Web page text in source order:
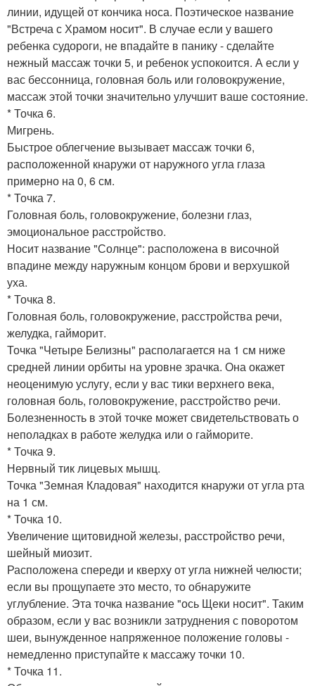
линии, идущей от кончика носа. Поэтическое название
"Встреча с Храмом носит". В случае если у вашего
ребенка судороги, не впадайте в панику - сделайте
нежный массаж точки 5, и ребенок успокоится. А если у
вас бессонница, головная боль или головокружение,
массаж этой точки значительно улучшит ваше состояние.
* Точка 6.
Мигрень.
Быстрое облегчение вызывает массаж точки 6,
расположенной кнаружи от наружного угла глаза
примерно на 0, 6 см.
* Точка 7.
Головная боль, головокружение, болезни глаз,
эмоциональное расстройство.
Носит название "Солнце": расположена в височной
впадине между наружным концом брови и верхушкой
уха.
* Точка 8.
Головная боль, головокружение, расстройства речи,
желудка, гайморит.
Точка "Четыре Белизны" располагается на 1 см ниже
средней линии орбиты на уровне зрачка. Она окажет
неоценимую услугу, если у вас тики верхнего века,
головная боль, головокружение, расстройство речи.
Болезненность в этой точке может свидетельствовать о
неполадках в работе желудка или о гайморите.
* Точка 9.
Нервный тик лицевых мышц.
Точка "Земная Кладовая" находится кнаружи от угла рта
на 1 см.
* Точка 10.
Увеличение щитовидной железы, расстройство речи,
шейный миозит.
Расположена спереди и кверху от угла нижней челюсти;
если вы прощупаете это место, то обнаружите
углубление. Эта точка название "ось Щеки носит". Таким
образом, если у вас возникли затруднения с поворотом
шеи, вынужденное напряженное положение головы -
немедленно приступайте к массажу точки 10.
* Точка 11.